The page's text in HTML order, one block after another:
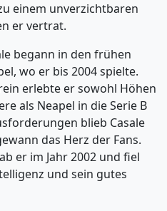
einem unverzichtbaren
er vertrat.
begann in den frühen
wo er bis 2004 spielte.
erlebte er sowohl Höhen
als Neapel in die Serie B
blieb Casale
das Herz der Fans.
er im Jahr 2002 und fiel
und sein gutes